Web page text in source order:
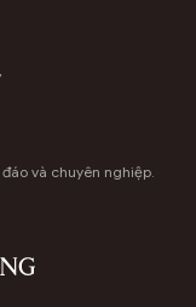
và chuyên nghiệp.